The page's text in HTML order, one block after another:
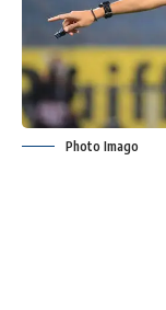
Photo Imago